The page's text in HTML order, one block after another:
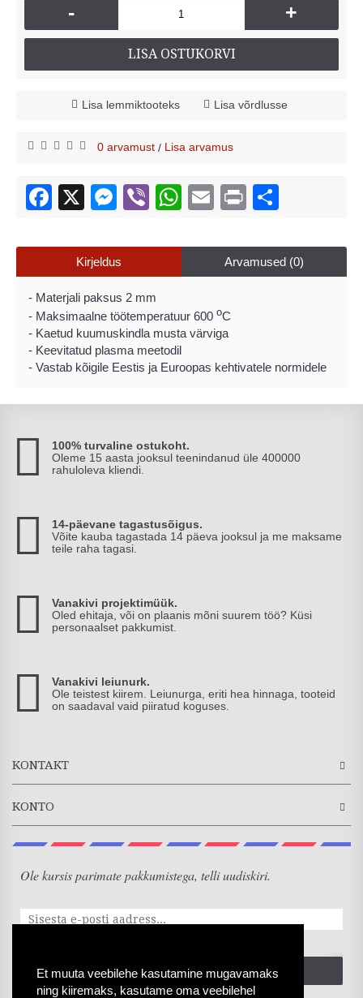
Et muuta veebilehe kasutamine mugavamaks
ning kiiremaks, kasutame oma veebilehel
- +
LISA OSTUKORVI
Lisa lemmiktooteks Lisa võrdlusse
0 arvamust / Lisa arvamus
Kirjeldus Arvamused (0)
- Materjali paksus 2 mm
- Maksimaalne töötemperatuur 600 oC
- Kaetud kuumuskindla musta värviga
- Keevitatud plasma meetodil
- Vastab kõigile Eestis ja Euroopas kehtivatele normidele
100% turvaline ostukoht.
Oleme 15 aasta jooksul teenindanud üle 400000
rahuloleva kliendi.
14-päevane tagastusõigus.
Võite kauba tagastada 14 päeva jooksul ja me maksame
teile raha tagasi.
Vanakivi projektimüük.
Oled ehitaja, või on plaanis mõni suurem töö? Küsi
personaalset pakkumist.
Vanakivi leiunurk.
Ole teistest kiirem. Leiunurga, eriti hea hinnaga, tooteid
on saadaval vaid piiratud koguses.
KONTAKT
KONTO
Ole kursis parimate pakkumistega, telli uudiskiri.
SAADA